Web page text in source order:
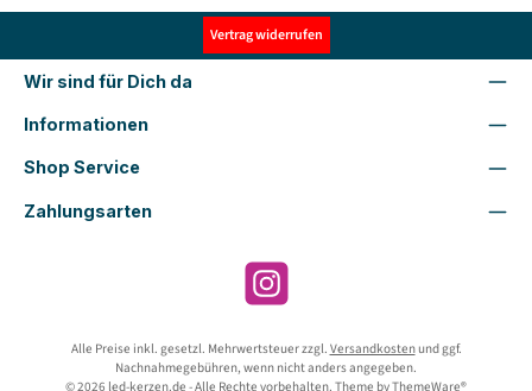
Vertrag widerrufen
Wir sind für Dich da
Informationen
Shop Service
Zahlungsarten
Instagram
Alle Preise inkl. gesetzl. Mehrwertsteuer zzgl. Versandkostenund ggf.
Nachnahmegebühren, wenn nicht anders angegeben.
© 2026 led-kerzen.de - Alle Rechte vorbehalten. Theme byThemeWare®